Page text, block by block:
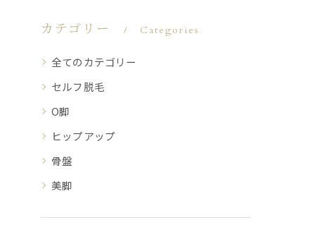
カテゴリー Categories
全てのカテゴリー
セルフ脱毛
O脚
ヒップアップ
骨盤
美脚